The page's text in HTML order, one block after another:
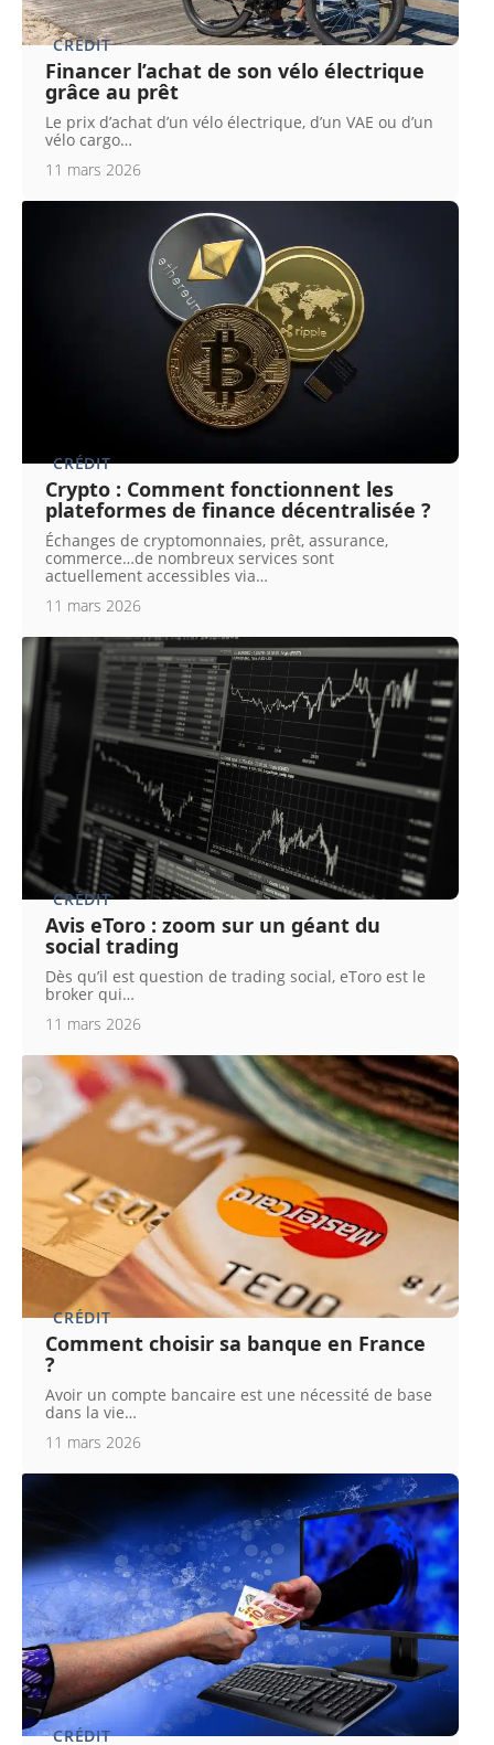
CRÉDIT
Financer l’achat de son vélo électrique
grâce au prêt
Le prix d’achat d’un vélo électrique, d’un VAE ou d’un
vélo cargo…
11 mars 2026
CRÉDIT
Crypto : Comment fonctionnent les
plateformes de finance décentralisée ?
Échanges de cryptomonnaies, prêt, assurance,
commerce…de nombreux services sont
actuellement accessibles via…
11 mars 2026
CRÉDIT
Avis eToro : zoom sur un géant du
social trading
Dès qu’il est question de trading social, eToro est le
broker qui…
11 mars 2026
CRÉDIT
Comment choisir sa banque en France
?
Avoir un compte bancaire est une nécessité de base
dans la vie…
11 mars 2026
CRÉDIT